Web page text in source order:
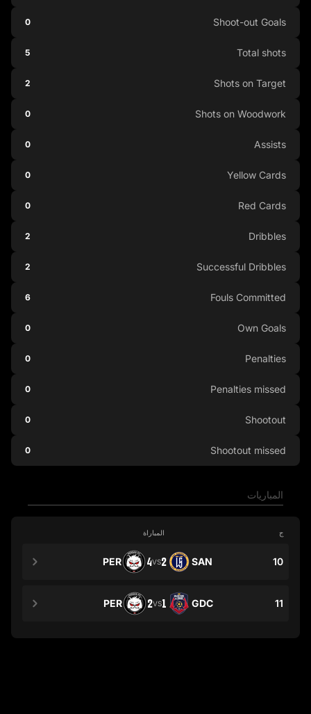
المباريات
ج المباراة
10
SAN
2
VS
4
PER
11
GDC
1
VS
2
PER
Shoot-out Goals
0
Total shots
5
Shots on Target
2
Shots on Woodwork
0
Assists
0
Yellow Cards
0
Red Cards
0
Dribbles
2
Successful Dribbles
2
Fouls Committed
6
Own Goals
0
Penalties
0
Penalties missed
0
Shootout
0
Shootout missed
0